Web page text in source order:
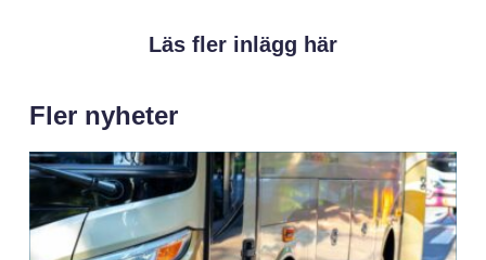
Läs fler inlägg här
Fler nyheter